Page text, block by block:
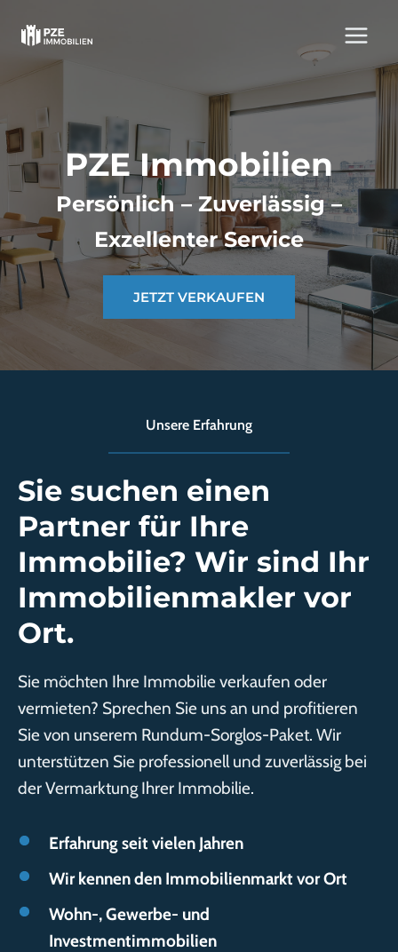
Inhalt
springen
PZE Immobilien
Persönlich – Zuverlässig –
Exzellenter Service
JETZT VERKAUFEN
Unsere Erfahrung
Sie suchen einen
Partner für Ihre
Immobilie? Wir sind Ihr
Immobilienmakler vor
Ort.
Sie möchten Ihre Immobilie verkaufen oder
vermieten? Sprechen Sie uns an und profitieren
Sie von unserem Rundum-Sorglos-Paket. Wir
unterstützen Sie professionell und zuverlässig bei
der Vermarktung Ihrer Immobilie.
Erfahrung seit vielen Jahren
Wir kennen den Immobilienmarkt vor Ort
Wohn-, Gewerbe- und
Investmentimmobilien